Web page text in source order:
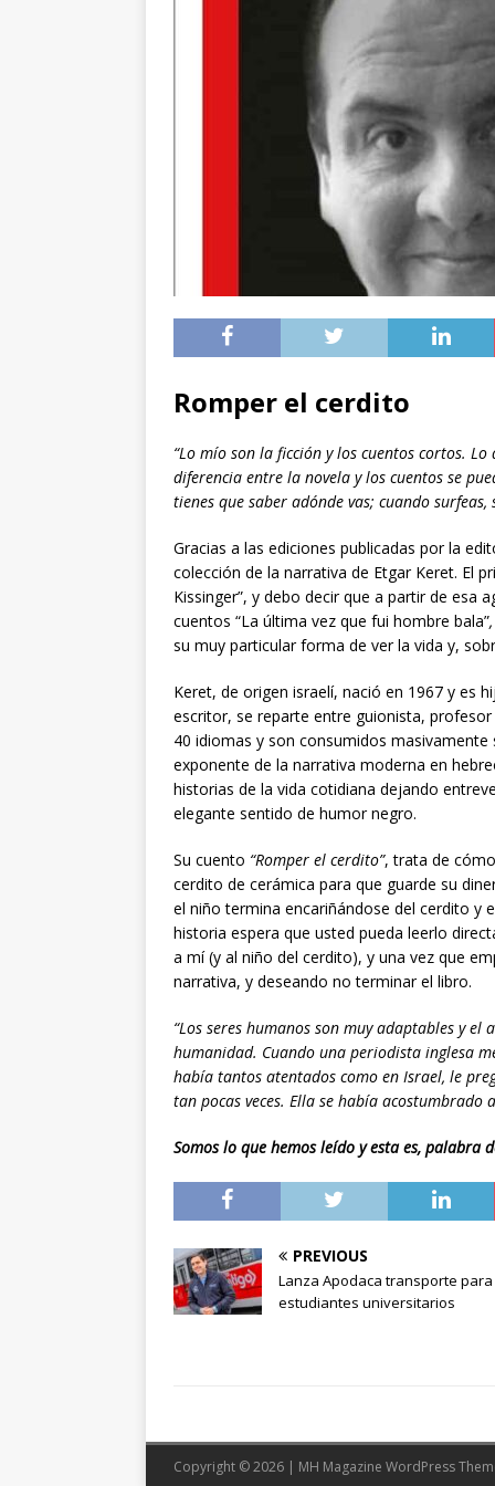
Romper el cerdito
“Lo mío son la ficción y los cuentos cortos.
diferencia entre la novela y los cuentos se
tienes que saber adónde vas; cuando
Gracias a las ediciones publicadas por la
colección de la narrativa de Etgar Keret. El
Kissinger”, y debo decir que a partir de esa
cuentos “La última vez que fui hombre bala”,
su muy particular forma de ver la vida y,
Keret, de origen israelí, nació en 1967 y es
escritor, se reparte entre guionista,
40 idiomas y son consumidos
exponente de la narrativa moderna en
historias de la vida cotidiana dejando
elegante sentido de humor negro.
Su cuento “Romper el cerdito”, trata de
cerdito de cerámica para que guarde su
el niño termina encariñándose del cerdito y
historia espera que usted pueda leerlo
a mí (y al niño del cerdito), y una vez que
narrativa, y deseando no terminar el libro.
“Los seres humanos son muy adaptables y
humanidad. Cuando una periodista inglesa
había tantos atentados como en Israel, le
tan pocas veces. Ella se había acostumbrado
Somos lo que hemos leído y esta es, palabra
PREVIOUS
Lanza Apodaca transporte para
estudiantes universitarios
Copyright © 2026 | MH Magazine WordPress